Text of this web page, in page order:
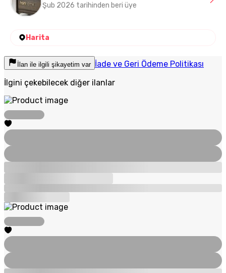
Şub 2026 tarihinden beri üye
Harita
İlan ile ilgili şikayetim var İade ve Geri Ödeme Politikası
İlgini çekebilecek diğer ilanlar